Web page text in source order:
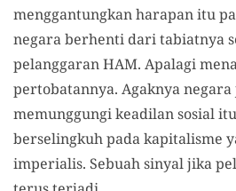
menggantungkan harapan itu
negara berhenti dari tabiatnya
pelanggaran HAM. Apalagi
pertobatannya. Agaknya
memunggungi keadilan sosial
berselingkuh pada kapitalisme
imperialis. Sebuah sinyal jika